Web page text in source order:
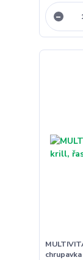
chrupavka